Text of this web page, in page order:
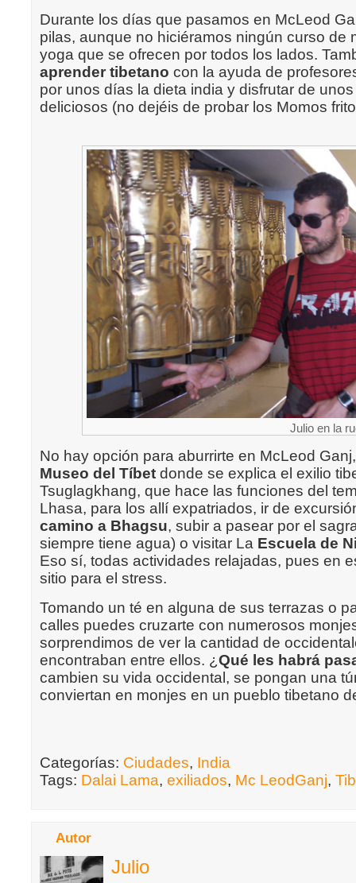
Durante los días que pasamos en McLeod
pilas, aunque no hiciéramos ningún curso de
yoga que se ofrecen por todos los lados.
aprender tibetano con la ayuda de
por unos días la dieta india y disfrutar de
deliciosos (no dejéis de probar los Momos
Julio en la
No hay opción para aburrirte en McLeod
Museo del Tíbet donde se explica el exilio
Tsuglagkhang, que hace las funciones del
Lhasa, para los allí expatriados, ir de
camino a Bhagsu, subir a pasear por el
siempre tiene agua) o visitar La Escuela de
Eso sí, todas actividades relajadas, pues en
sitio para el stress.
Tomando un té en alguna de sus terrazas o
calles puedes cruzarte con numerosos
sorprendimos de ver la cantidad de
encontraban entre ellos. ¿ Qué les habrá
cambien su vida occidental, se pongan una
conviertan en monjes en un pueblo tibetano
Categorías: Ciudades, India
Tags: Dalai Lama, exiliados, Mc LeodGanj,
Autor
Julio